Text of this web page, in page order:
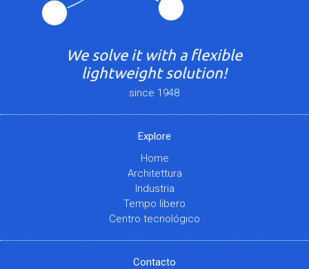
We solve it with a flexible
lightweight solution!
since 1948
Explore
Home
Architettura
Industria
Tempo libero
Centro tecnológico
Contacto